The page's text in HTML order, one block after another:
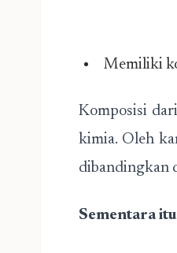
Memiliki
Komposisi
kimia. Oleh
dibandingkan
Sementara